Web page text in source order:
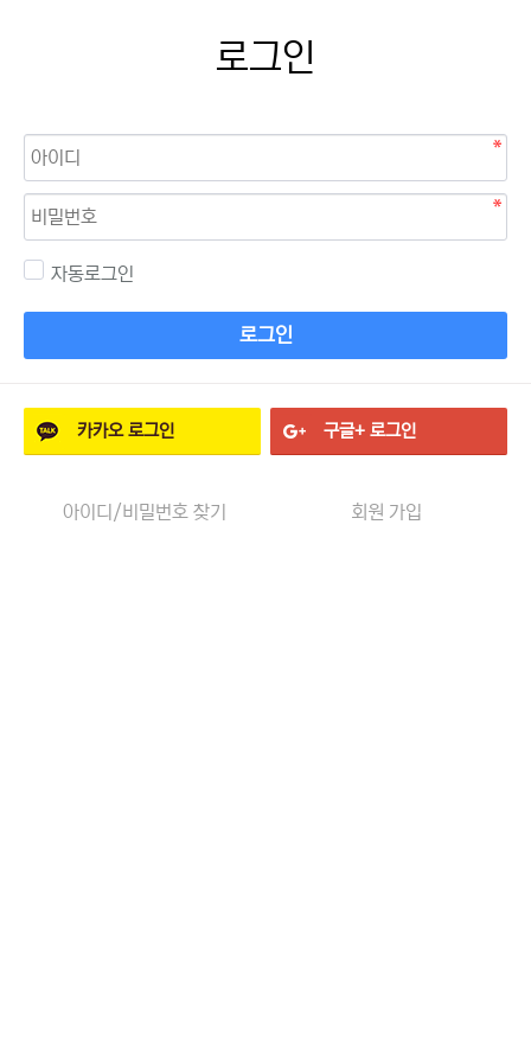
로그인
자동로그인
로그인
카카오로그인 구글+ 로그인
아이디/비밀번호 찾기 회원 가입